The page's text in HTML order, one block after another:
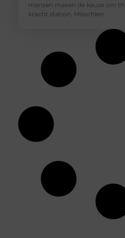
mensen maken de keuze om
kracht station. Misschien